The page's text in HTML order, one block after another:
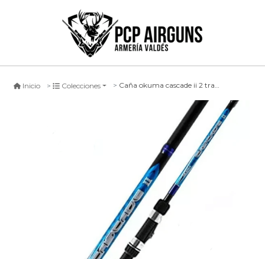
Inicio Colecciones Caña okuma cascade ii 2 tramos, 270cm